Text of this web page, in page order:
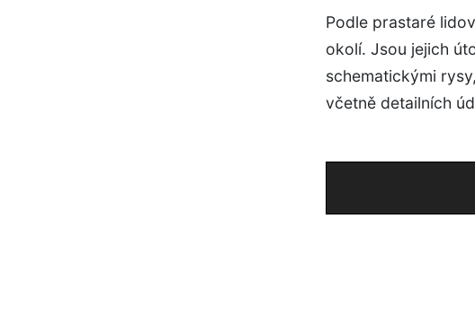
Podle prastaré
okolí. Jsou jejich
schematickými
včetně detailních